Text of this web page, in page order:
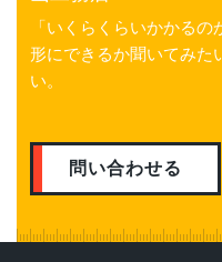
「いくらくらいかかる
形にできるか聞いてみた
い。
問い合わせる